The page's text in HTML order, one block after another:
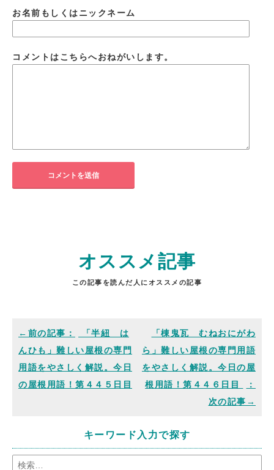
お名前もしくはニックネーム
コメントはこちらへおねがいします。
オススメ記事
この記事を読んだ人にオススメの記事
「半紐 は
んひも」難しい屋根の専門
用語をやさしく解説。今日
の屋根用語！第４４５日目
「棟鬼瓦 むねおにがわ
ら」難しい屋根の専門用語
をやさしく解説。今日の屋
根用語！第４４６日目
キーワード入力で探す